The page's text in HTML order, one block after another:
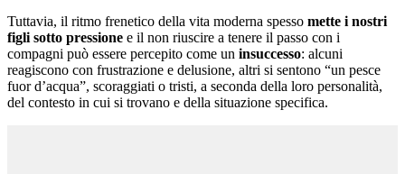
Tuttavia, il ritmo frenetico della vita moderna spesso mette i nostri
figli sotto pressione e il non riuscire a tenere il passo con i
compagni può essere percepito come un insuccesso: alcuni
reagiscono con frustrazione e delusione, altri si sentono “un pesce
fuor d’acqua”, scoraggiati o tristi, a seconda della loro personalità,
del contesto in cui si trovano e della situazione specifica.